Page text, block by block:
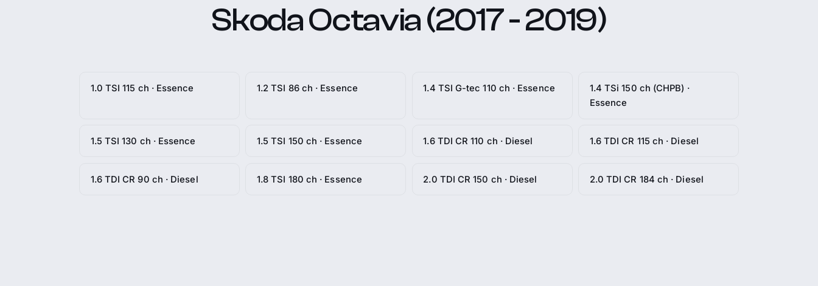
Skoda Octavia (2017 - 2019)
1.0 TSI 115 ch · Essence 1.2 TSI 86 ch · Essence 1.4 TSI G-tec 110 ch · Essence
1.4 TSi 150 ch (CHPB) ·
Essence
1.5 TSI 130 ch · Essence 1.5 TSI 150 ch · Essence 1.6 TDI CR 110 ch · Diesel 1.6 TDI CR 115 ch · Diesel
1.6 TDI CR 90 ch · Diesel 1.8 TSI 180 ch · Essence 2.0 TDI CR 150 ch · Diesel 2.0 TDI CR 184 ch · Diesel